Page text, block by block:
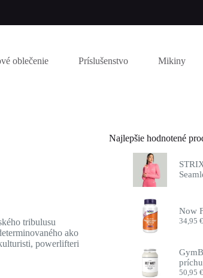
oblečenie Príslušenstvo Mikiny
tribulusu
ako
powerlifteri
Najlepšie hodnotené
Now
34,95
50,95€